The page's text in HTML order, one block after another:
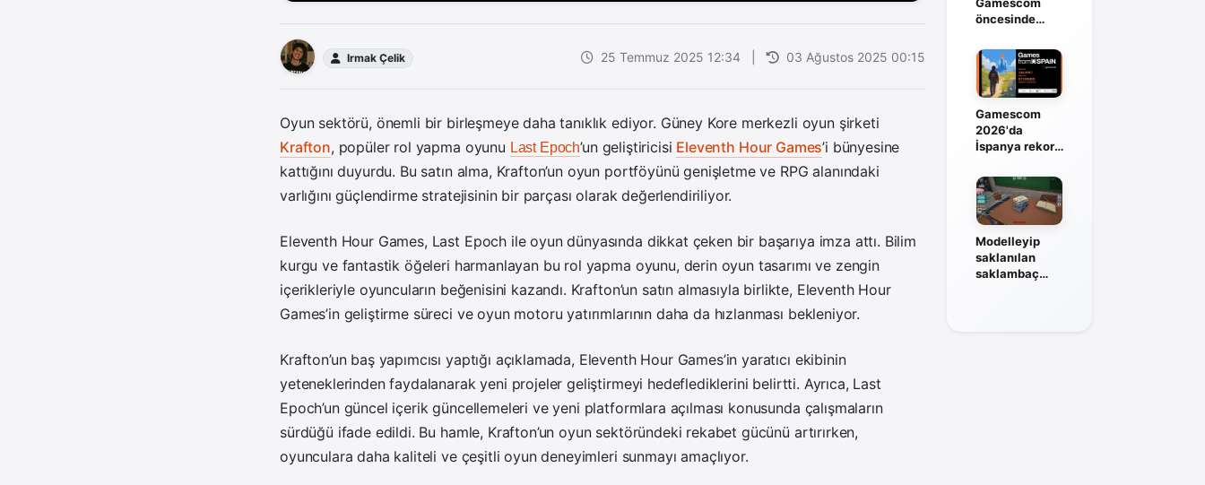
Irmak Çelik 25 Temmuz 2025 12:34 03 Ağustos 2025 00:15
Oyun sektörü, önemli bir birleşmeye daha tanıklık ediyor. Güney Kore merkezli oyun şirketi
Krafton, popüler rol yapma oyunu Last Epoch’un geliştiricisi Eleventh Hour Games’i bünyesine
kattığını duyurdu. Bu satın alma, Krafton’un oyun portföyünü genişletme ve RPG alanındaki
varlığını güçlendirme stratejisinin bir parçası olarak değerlendiriliyor.
Eleventh Hour Games, Last Epoch ile oyun dünyasında dikkat çeken bir başarıya imza attı. Bilim
kurgu ve fantastik öğeleri harmanlayan bu rol yapma oyunu, derin oyun tasarımı ve zengin
içerikleriyle oyuncuların beğenisini kazandı. Krafton’un satın almasıyla birlikte, Eleventh Hour
Games’in geliştirme süreci ve oyun motoru yatırımlarının daha da hızlanması bekleniyor.
Krafton’un baş yapımcısı yaptığı açıklamada, Eleventh Hour Games’in yaratıcı ekibinin
yeteneklerinden faydalanarak yeni projeler geliştirmeyi hedeflediklerini belirtti. Ayrıca, Last
Epoch’un güncel içerik güncellemeleri ve yeni platformlara açılması konusunda çalışmaların
sürdüğü ifade edildi. Bu hamle, Krafton’un oyun sektöründeki rekabet gücünü artırırken,
oyunculara daha kaliteli ve çeşitli oyun deneyimleri sunmayı amaçlıyor.
öncesinde
listesine açıldı
Gamescom
2026'da
İspanya rekor
sahneye
çıkıyor
Modelleyip
saklanılan
saklambaç